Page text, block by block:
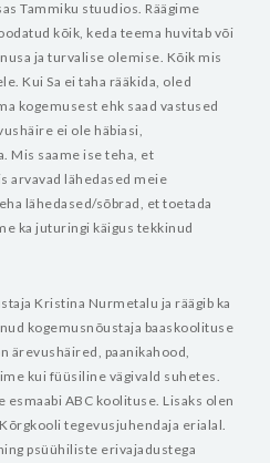
Tammiku stuudios. Räägime
kõik, keda teema huvitab või
ja turvalise olemise. Kõik mis
Kui Sa ei taha rääkida, oled
kogemusest ehk saad vastused
ei ole häbiasi,
Mis saame ise teha, et
arvavad lähedased meie
lähedased/sõbrad, et toetada
ka juturingi käigus tekkinud
Kristina Nurmetalu ja räägib ka
kogemusnõustaja baaskoolituse
ärevushäired, paanikahood,
kui füüsiline vägivald suhetes.
esmaabi ABC koolituse. Lisaks olen
tegevusjuhendaja erialal.
psüühiliste erivajadustega